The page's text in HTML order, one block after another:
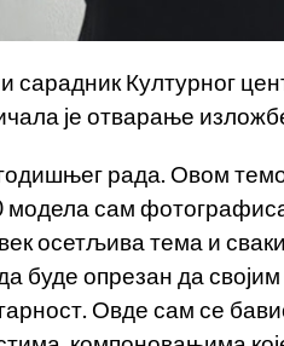
сарадник Културног
је отварање
рада. Овом
модела сам
осетљива тема и
буде опрезан да
Овде сам се